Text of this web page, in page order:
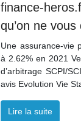
finance-
qu’on ne
Une assurance-vie
à 2.62% en 2021
d’arbitrage SCPI/
avis Evolution Vie
Lire la suite